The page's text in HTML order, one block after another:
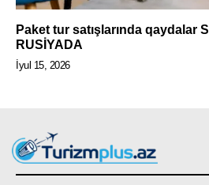
Paket tur satışlarında qaydalar
RUSİYADA
İyul 15, 2026